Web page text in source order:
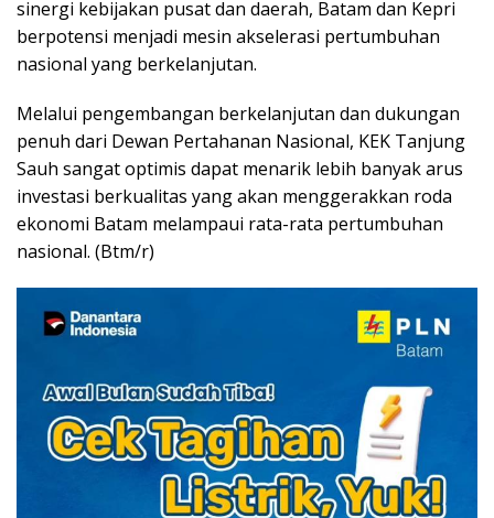
sinergi kebijakan pusat dan daerah, Batam dan Kepri
berpotensi menjadi mesin akselerasi pertumbuhan
nasional yang berkelanjutan.
Melalui pengembangan berkelanjutan dan dukungan
penuh dari Dewan Pertahanan Nasional, KEK Tanjung
Sauh sangat optimis dapat menarik lebih banyak arus
investasi berkualitas yang akan menggerakkan roda
ekonomi Batam melampaui rata-rata pertumbuhan
nasional. (Btm/r)